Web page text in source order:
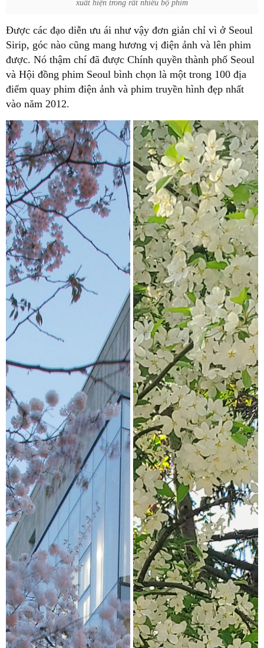
xuất hiện trong rất nhiều bộ phim
Được các đạo diễn ưu ái như vậy đơn giản chỉ vì ở Seoul
Sirip, góc nào cũng mang hương vị điện ảnh và lên phim
được. Nó thậm chí đã được Chính quyền thành phố Seoul
và Hội đồng phim Seoul bình chọn là một trong 100 địa
điểm quay phim điện ảnh và phim truyền hình đẹp nhất
vào năm 2012.